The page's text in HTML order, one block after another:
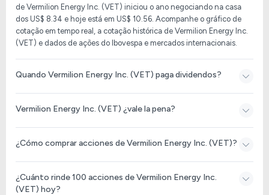
de Vermilion Energy Inc. (VET) iniciou o ano negociando na casa
dos US$ 8.34 e hoje está em US$ 10.56. Acompanhe o gráfico de
cotação em tempo real, a cotação histórica de Vermilion Energy Inc.
(VET) e dados de ações do Ibovespa e mercados internacionais.
Quando Vermilion Energy Inc. (VET) paga dividendos?
Vermilion Energy Inc. (VET) ¿vale la pena?
¿Cómo comprar acciones de Vermilion Energy Inc. (VET)?
¿Cuánto rinde 100 acciones de Vermilion Energy Inc.
(VET) hoy?